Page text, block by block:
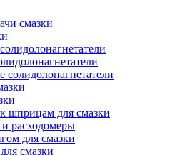
смазки
шприцам для смазки
расходомеры
для смазки
смазки